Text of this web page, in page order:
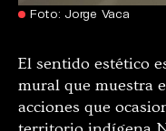
Foto: Jorge Vaca
El sentido estético
mural que muestra
acciones que